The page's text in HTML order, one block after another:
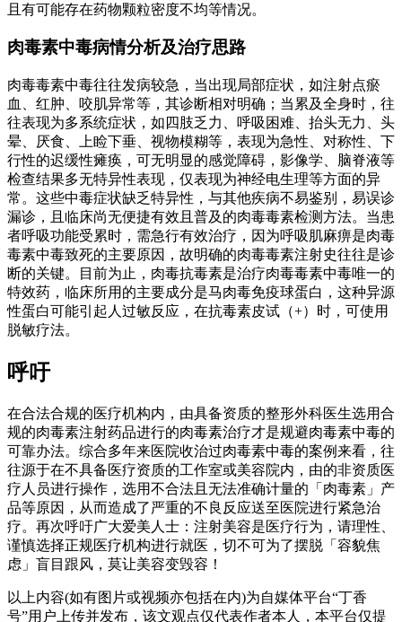
且有可能存在药物颗粒密度不均等情况。
肉毒素中毒病情分析及治疗思路
肉毒毒素中毒往往发病较急，当出现局部症状，如注射点瘀
血、红肿、咬肌异常等，其诊断相对明确；当累及全身时，往
往表现为多系统症状，如四肢乏力、呼吸困难、抬头无力、头
晕、厌食、上睑下垂、视物模糊等，表现为急性、对称性、下
行性的迟缓性瘫痪，可无明显的感觉障碍，影像学、脑脊液等
检查结果多无特异性表现，仅表现为神经电生理等方面的异
常。这些中毒症状缺乏特异性，与其他疾病不易鉴别，易误诊
漏诊，且临床尚无便捷有效且普及的肉毒毒素检测方法。当患
者呼吸功能受累时，需急行有效治疗，因为呼吸肌麻痹是肉毒
毒素中毒致死的主要原因，故明确的肉毒毒素注射史往往是诊
断的关键。目前为止，肉毒抗毒素是治疗肉毒毒素中毒唯一的
特效药，临床所用的主要成分是马肉毒免疫球蛋白，这种异源
性蛋白可能引起人过敏反应，在抗毒素皮试（+）时，可使用
脱敏疗法。
呼吁
在合法合规的医疗机构内，由具备资质的整形外科医生选用合
规的肉毒素注射药品进行的肉毒素治疗才是规避肉毒素中毒的
可靠办法。综合多年来医院收治过肉毒素中毒的案例来看，往
往源于在不具备医疗资质的工作室或美容院内，由的非资质医
疗人员进行操作，选用不合法且无法准确计量的「肉毒素」产
品等原因，从而造成了严重的不良反应送至医院进行紧急治
疗。再次呼吁广大爱美人士：注射美容是医疗行为，请理性、
谨慎选择正规医疗机构进行就医，切不可为了摆脱「容貌焦
虑」盲目跟风，莫让美容变毁容！
以上内容(如有图片或视频亦包括在内)为自媒体平台“丁香
号”用户上传并发布，该文观点仅代表作者本人，本平台仅提